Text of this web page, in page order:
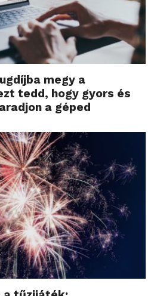
megy a
tedd, hogy gyors és
a géped